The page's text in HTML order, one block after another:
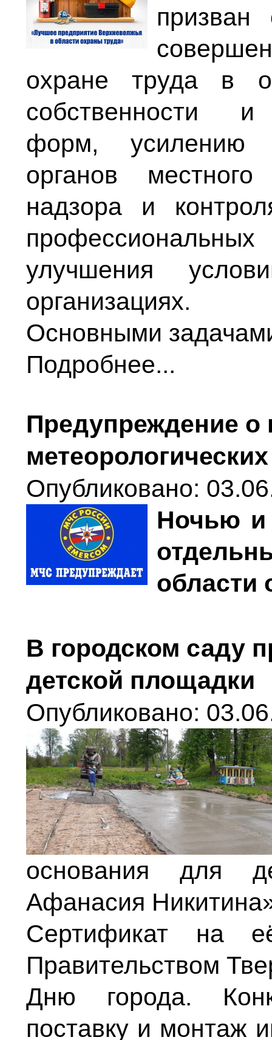
призван
охране труда в
собственности и
форм, усилению
органов
надзора и
улучшения
организациях.
Основными
Подробнее...
Предупреждение о
Опубликовано:
Ночью и
области
В городском саду
детской площадки
Опубликовано:
основания для
Афанасия
Сертификат на
Правительством
Дню города.
поставку и монтаж